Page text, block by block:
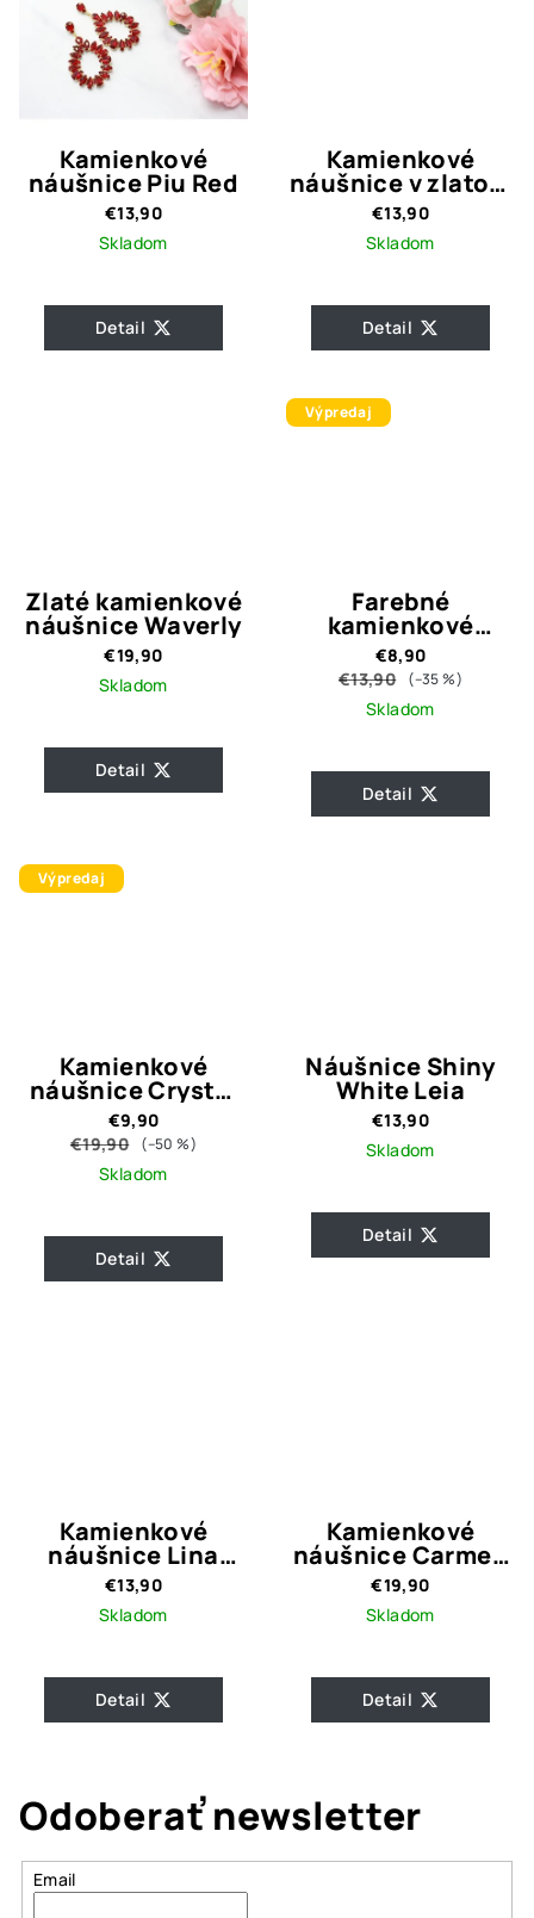
Kamienkové
náušnice Piu Red
€13,90
Skladom
Detail
Kamienkové
náušnice v zlatom
prevedení
€13,90
Skladom
Detail
Zlaté kamienkové
náušnice Waverly
€19,90
Skladom
Detail
Výpredaj
Farebné
kamienkové
náušnice Willow
€8,90
€13,90
(–35 %)
Skladom
Detail
Výpredaj
Kamienkové
náušnice Crystal
Eveline
€9,90
€19,90
(–50 %)
Skladom
Detail
Náušnice Shiny
White Leia
€13,90
Skladom
Detail
Kamienkové
náušnice Lina
Blue
€13,90
Skladom
Detail
Kamienkové
náušnice Carmen
Gold
€19,90
Skladom
Detail
Odoberať newsletter
Email